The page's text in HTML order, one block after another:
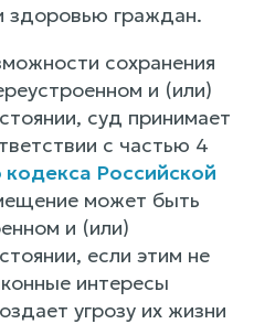
здоровью граждан.
сохранения
и (или)
суд принимает
с частью 4
Российской
может быть
и (или)
если этим не
интересы
угрозу их жизни